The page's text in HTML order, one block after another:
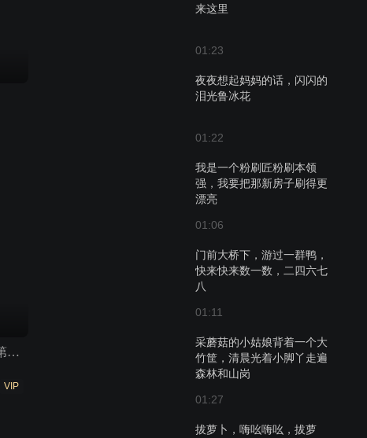
来这里
01:23
夜夜想起妈妈的话，闪闪的
泪光鲁冰花
01:22
我是一个粉刷匠粉刷本领
强，我要把那新房子刷得更
漂亮
01:06
门前大桥下，游过一群鸭，
快来快来数一数，二四六七
八
01:11
采蘑菇的小姑娘背着一个大
竹筐，清晨光着小脚丫走遍
森林和山岗
01:27
拔萝卜，嗨吆嗨吆，拔萝
小公交车太友剧场儿歌 第二季
VIP